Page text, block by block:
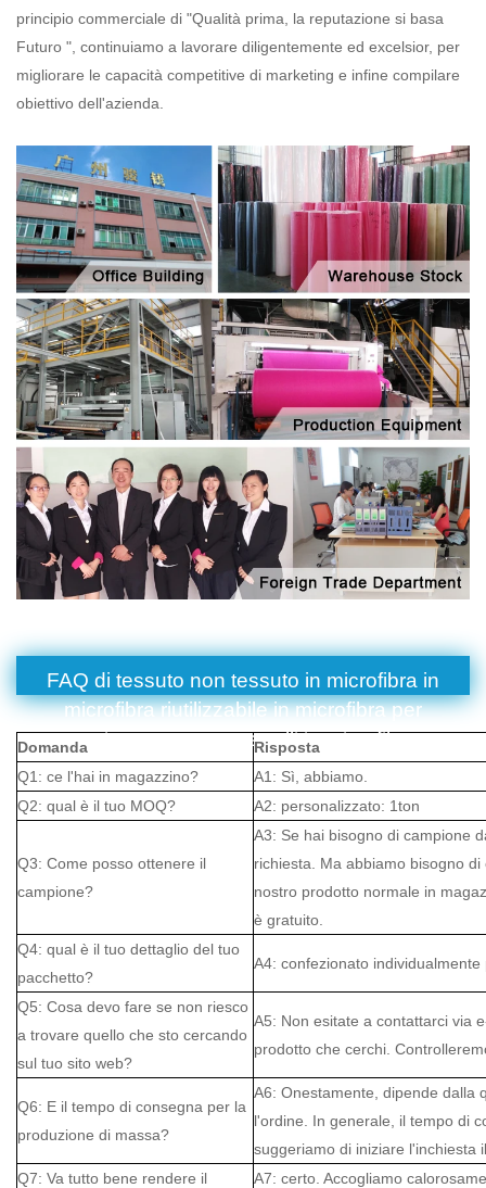
principio commerciale di "Qualità prima, la reputazione si basa
Futuro ", continuiamo a lavorare diligentemente ed excelsior, per
migliorare le capacità competitive di marketing e infine compilare
obiettivo dell'azienda.
FAQ di tessuto non tessuto in microfibra in
microfibra riutilizzabile in microfibra per
asciugamano per capelli in microfibra
Domanda
Risposta
Q1: ce l'hai in magazzino?
A1: Sì, abbiamo.
Q2: qual è il tuo MOQ?
A2: personalizzato: 1ton
Q3: Come posso ottenere il
campione?
A3: Se hai bisogno di campione
richiesta. Ma abbiamo bisogno
nostro prodotto normale in
è gratuito.
Q4: qual è il tuo dettaglio del tuo
pacchetto?
A4: confezionato
Q5: Cosa devo fare se non riesco
a trovare quello che sto cercando
sul tuo sito web?
A5: Non esitate a contattarci via
prodotto che cerchi.
Q6: E il tempo di consegna per la
produzione di massa?
A6: Onestamente, dipende dalla
l'ordine. In generale, il tempo di
suggeriamo di iniziare l'inchiesta
Q7: Va tutto bene rendere il
A7: certo. Accogliamo